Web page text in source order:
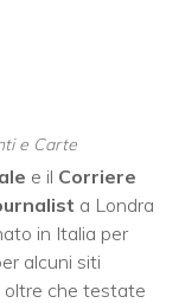
e Carte
e il Corriere
a Londra
in Italia per
alcuni siti
oltre che testate